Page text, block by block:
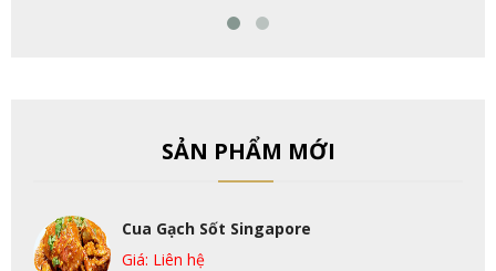
SẢN PHẨM MỚI
Cua Gạch Sốt Singapore
Giá: Liên hệ